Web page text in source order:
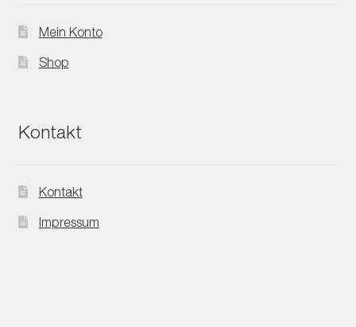
Mein Konto
Shop
Kontakt
Kontakt
Impressum